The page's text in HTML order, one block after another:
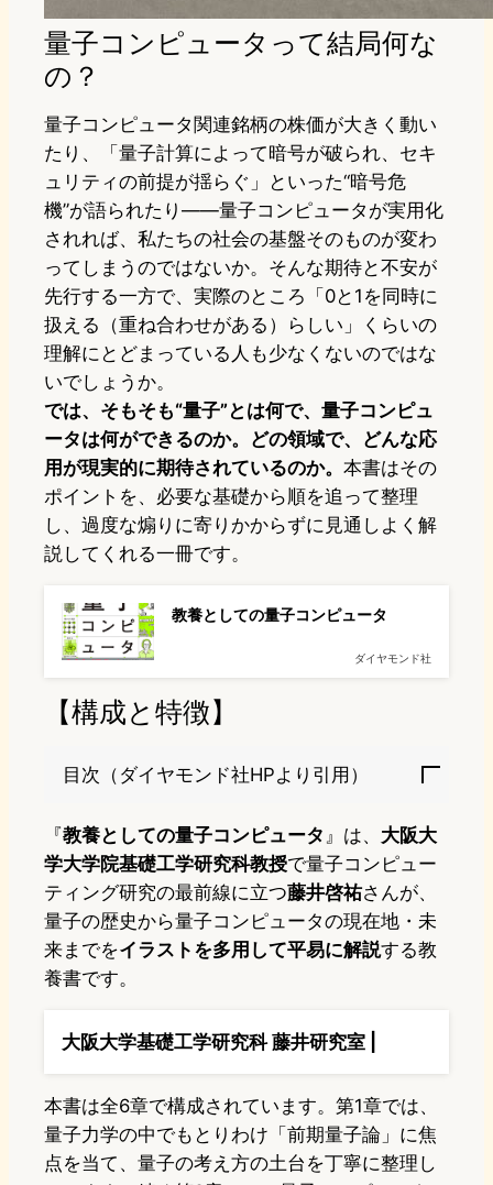
量子コンピュータって結局何な
の？
量子コンピュータ関連銘柄の株価が大きく動い
たり、「量子計算によって暗号が破られ、セキ
ュリティの前提が揺らぐ」といった“暗号危
機”が語られたり――量子コンピュータが実用化
されれば、私たちの社会の基盤そのものが変わ
ってしまうのではないか。そんな期待と不安が
先行する一方で、実際のところ「0と1を同時に
扱える（重ね合わせがある）らしい」くらいの
理解にとどまっている人も少なくないのではな
いでしょうか。
では、そもそも“量子”とは何で、量子コンピュ
ータは何ができるのか。どの領域で、どんな応
用が現実的に期待されているのか。 本書はその
ポイントを、必要な基礎から順を追って整理
し、過度な煽りに寄りかからずに見通しよく解
説してくれる一冊です。
教養としての量子コンピュータ
ダイヤモンド社
【構成と特徴】
目次（ダイヤモンド社HPより引用）
『教養としての量子コンピュータ 』は、 大阪大
学大学院基礎工学研究科教授で量子コンピュー
ティング研究の最前線に立つ藤井啓祐さんが、
量子の歴史から量子コンピュータの現在地・未
来までをイラストを多用して平易に解説する教
養書です。
大阪大学基礎工学研究科 藤井研究室 |
本書は全6章で構成されています。第1章では、
量子力学の中でもとりわけ「前期量子論」に焦
点を当て、量子の考え方の土台を丁寧に整理し